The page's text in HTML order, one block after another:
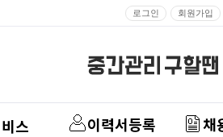
로그인 회원가입
스 이력서등록 채